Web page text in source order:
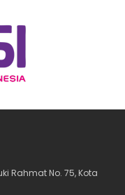
Rahmat No. 75, Kota